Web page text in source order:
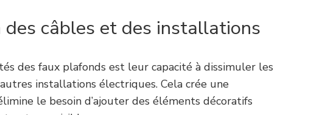
câbles et des installations
des faux plafonds est leur capacité à dissimuler les
installations électriques. Cela crée une
le besoin d’ajouter des éléments décoratifs